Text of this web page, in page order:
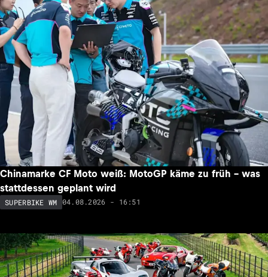
Chinamarke CF Moto weiß: MotoGP käme zu früh – was
stattdessen geplant wird
SUPERBIKE WM 04.08.2026 - 16:51